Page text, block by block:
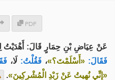
PDF
عَنْ عِيَاضِ بْنِ حِمَارٍ قَالَ: أَهْدَيْتُ
فَقَالَ: «أَسْلَمْتَ؟»، فَقُلْتُ: لَا،
«إِنِّي نُهِيتُ عَنْ زَبْدِ الْمُشْرِكِينَ».